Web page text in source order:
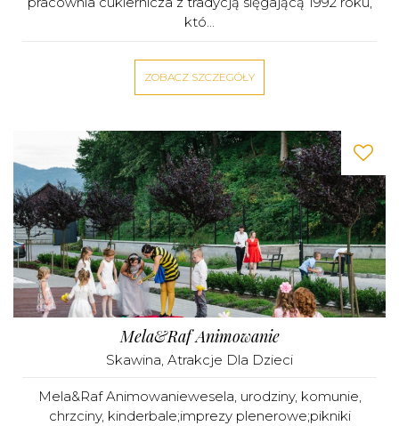
któ...
ZOBACZ SZCZEGÓŁY
Mela&Raf Animowanie
Skawina, Atrakcje Dla Dzieci
Mela&Raf Animowaniewesela, urodziny, komunie,
chrzciny, kinderbale;imprezy plenerowe;pikniki